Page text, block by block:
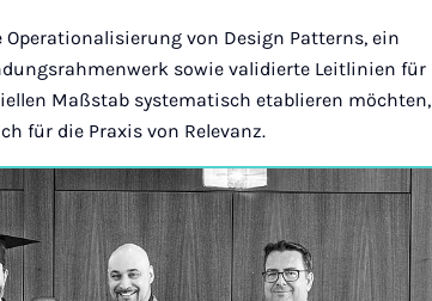
von Design Patterns, ein
sowie validierte Leitlinien für
Maßstab systematisch etablieren möchten,
für die Praxis von Relevanz.